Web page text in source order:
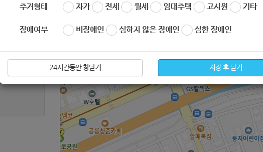
주거형태 자가 전세 월세 임대주택 고시원 기타
장애여부 비장애인 심하지 않은 장애인 심한 장애인
24시간동안 창닫기 저장 후 닫기